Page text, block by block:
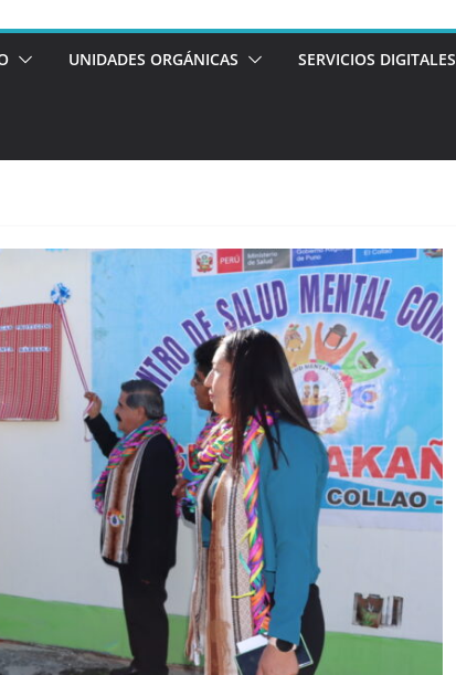
UNIDADES ORGÁNICAS SERVICIOS DIGITALES